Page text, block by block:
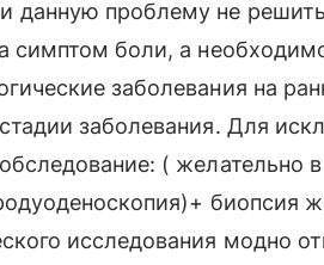
данную проблему не
симптом боли, а
заболевания на
заболевания. Для
( желательно
биопсия
исследования модно